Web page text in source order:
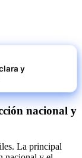
y
nacional y
La principal